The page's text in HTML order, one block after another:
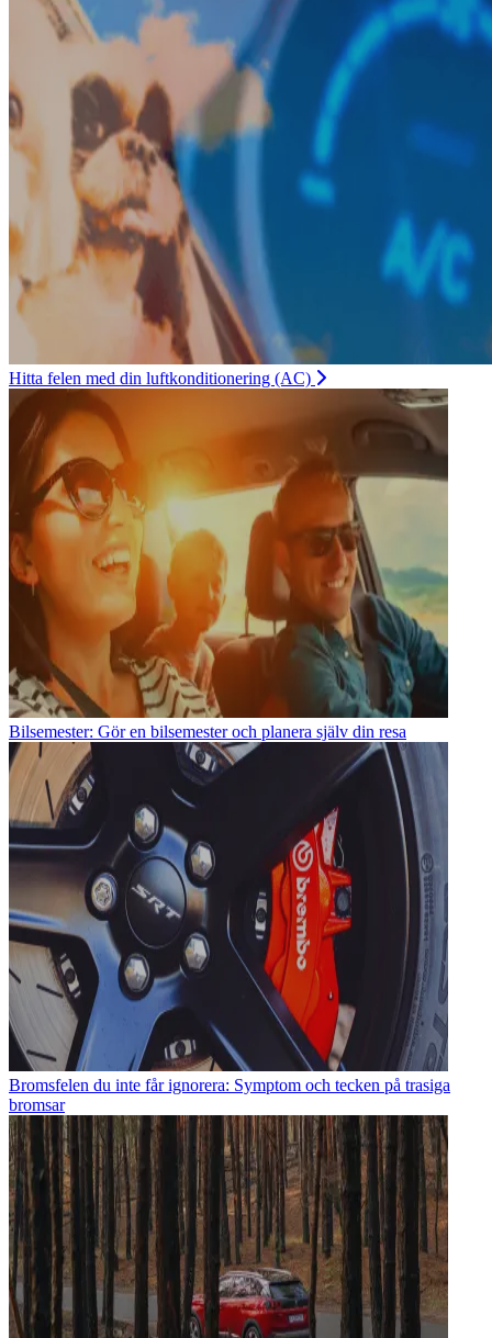
Hitta felen med din luftkonditionering (AC)
Bilsemester: Gör en bilsemester och planera själv din resa
Bromsfelen du inte får ignorera: Symptom och tecken på trasiga
bromsar